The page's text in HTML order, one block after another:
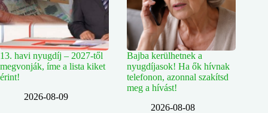
13. havi nyugdíj – 2027-től
megvonják, íme a lista kiket
érint!
2026-08-09
Bajba kerülhetnek a
nyugdíjasok! Ha ők hívnak
telefonon, azonnal szakítsd
meg a hívást!
2026-08-08